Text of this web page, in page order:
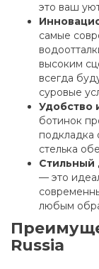
это ваш
самые
высоким
всегда
суровые
Удобство
ботинок
подкладка
стелька
Стильный
— это
любым
Russia